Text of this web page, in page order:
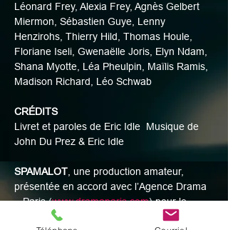
Léonard Frey, Alexia Frey, Agnès Gelbert
Miermon, Sébastien Guye, Lenny
Henzirohs, Thierry Hild, Thomas Houle,
Floriane Iseli, Gwenaëlle Joris, Elyn Ndam,
Shana Myotte, Léa Pheulpin, Maïlis Ramis,
Madison Richard, Léo Schwab
CRÉDITS
Livret et paroles de Eric Idle  Musique de
John Du Prez & Eric Idle
SPAMALOT , une production amateur,
présentée en accord avec l’Agence Drama
– Paris (www.dramaparis.com) pour le
compte de Theatrical Rights Worldwide